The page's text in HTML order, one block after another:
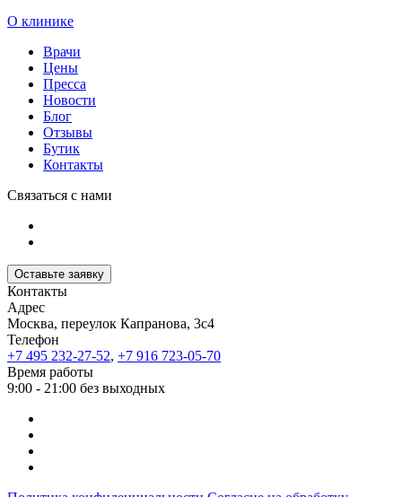
О клинике
Врачи
Цены
Пресса
Новости
Блог
Отзывы
Бутик
Контакты
Связаться с нами
Оставьте заявку
Контакты
Адрес
Москва, переулок Капранова, 3с4
Телефон
+7 495 232-27-52, +7 916 723-05-70
Время работы
9:00 - 21:00 без выходных